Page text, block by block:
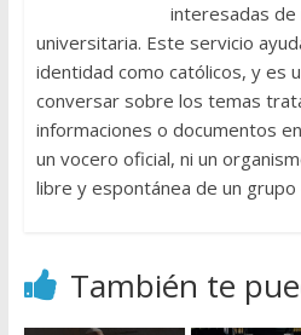
interesadas de
universitaria. Este servicio
identidad como católicos, y es
conversar sobre los temas
informaciones o documentos
un vocero oficial, ni un
libre y espontánea de un
También te